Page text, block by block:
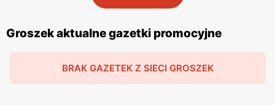
są regularnie wydawanegazetki promocyjne
prezentują najnowsze
promocje , specjalne oferty oraz
sezonowe wyprzedaże, dzięki czemu klienci mogą
cenowych. Publikacje te są dostępne zarówno w formie
Groszek aktualne gazetki promocyjne
BRAK GAZETEK Z SIECI GROSZEK